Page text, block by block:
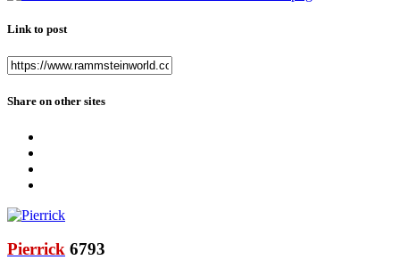
Link to post
Share on other sites
Pierrick 6793